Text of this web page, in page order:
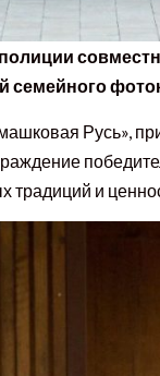
семейного
Русь»,
традиций и